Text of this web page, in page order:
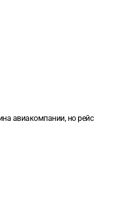
авиакомпании, но рейс